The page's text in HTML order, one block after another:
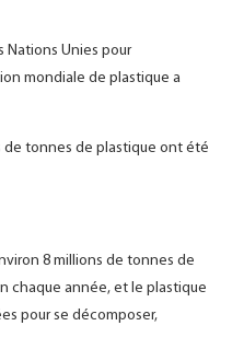
Nations Unies pour
mondiale de plastique a
de tonnes de plastique ont été
8 millions de tonnes de
chaque année, et le plastique
pour se décomposer,